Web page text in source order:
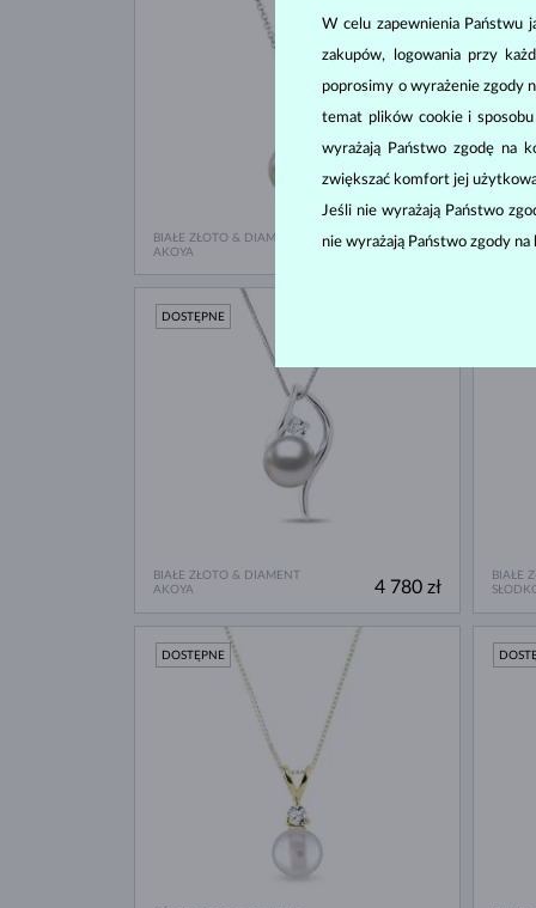
BIAŁE ZŁOTO & DIAMENT
AKOYA
5 380 zł
BIAŁE ZŁOTO & DIAMENT
AKOYA
DOSTĘPNE
4 780 zł
BIAŁE
DOSTĘPNE
W celu zapewnienia Państwu
zakupów, logowania przy
poprosimy o wyrażenie zgody
temat plików cookie i
wyrażają Państwo zgodę na
zwiększać komfort jej
Jeśli nie wyrażają Państwo
nie wyrażają Państwo zgody